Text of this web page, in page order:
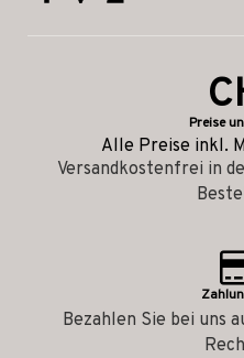
Preise
Alle Preise inkl.
Versandkostenfrei in
Bezahlen Sie bei uns